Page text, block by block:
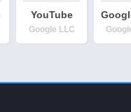
YouTube
Google LLC